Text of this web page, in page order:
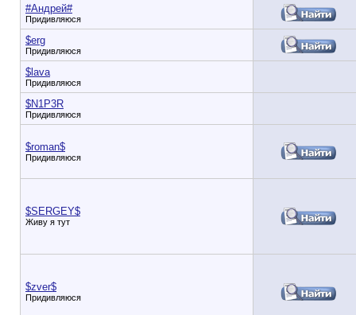
#Андрей#
Придивляюся
$erg
Придивляюся
$lava
Придивляюся
$N1P3R
Придивляюся
$roman$
Придивляюся
$SERGEY$
Живу я тут
$zver$
Придивляюся